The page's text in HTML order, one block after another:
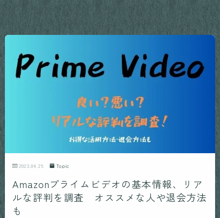
2023.04.25 Topic
Amazonプライムビデオの基本情報、リア
ルな評判を調査 オススメな人や退会方法
も